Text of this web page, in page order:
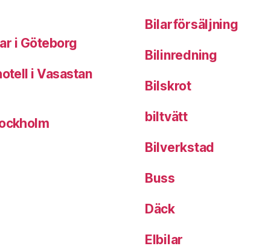
i Göteborg
i Vasastan
Bilarförsäljning
Bilinredning
Bilskrot
biltvätt
Bilverkstad
Buss
Däck
Elbilar